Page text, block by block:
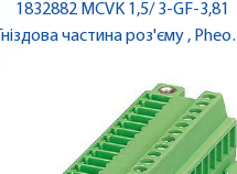
1832882 MCVK 1,5/ 3-GF-3,81
Гніздова частина роз'єму , Pheonix